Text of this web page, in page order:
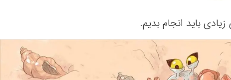
زیادی باید انجام بدیم‌.